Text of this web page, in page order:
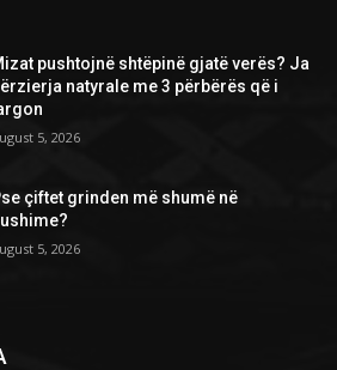
pushtojnë shtëpinë gjatë verës? Ja
natyrale me 3 përbërës që i
5, 2026
çiftet grinden më shumë në
5, 2026